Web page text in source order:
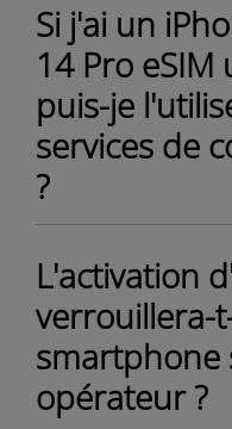
Si j'ai un
14 Pro
puis-je
services de
?
L'activation
verrouillera-
smartphone
opérateur ?